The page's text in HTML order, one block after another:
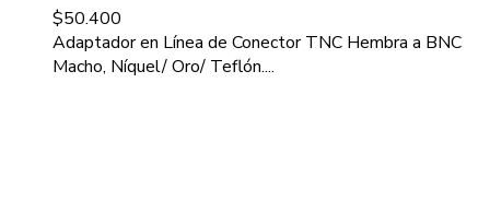
$50.400
Adaptador en Línea de Conector TNC Hembra a BNC
Macho, Níquel/ Oro/ Teflón....